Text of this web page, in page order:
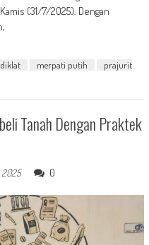
(31/7/2025). Dengan
merpati putih
prajurit
Tanah Dengan Praktek
0